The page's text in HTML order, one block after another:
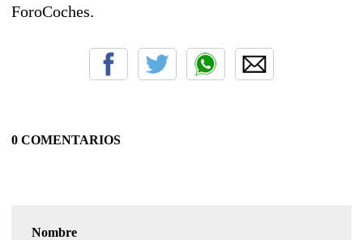
ForoCoches.
0 COMENTARIOS
Nombre